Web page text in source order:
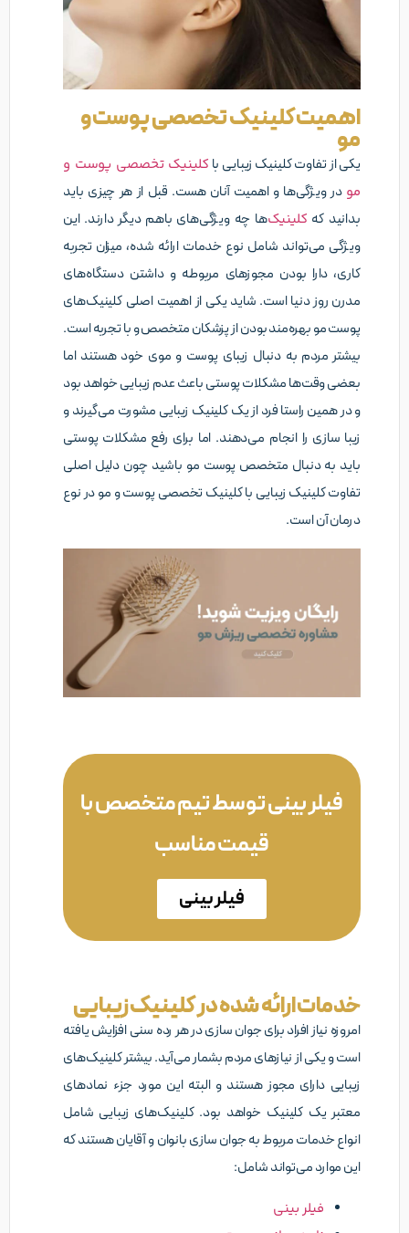
اهمیت کلینیک تخصصی پوست و
مو
یکی از تفاوت کلینیک زیبایی با کلینیک تخصصی پوست و
مو در ویژگی‌ها و اهمیت آنان هست. قبل از هر چیزی باید
بدانید که کلینیک‌ها چه ویژگی‌های باهم دیگر دارند. این
ویژگی می‌تواند شامل نوع خدمات ارائه شده، میزان تجربه
کاری، دارا بودن مجوزهای مربوطه و داشتن دستگاه‌های
مدرن روز دنیا است. شاید یکی از اهمیت اصلی کلینیک‌های
پوست مو بهره‌مند بودن از پزشکان متخصص و با تجربه است.
بیشتر مردم به دنبال زیبای پوست و موی خود هستند اما
بعضی وقت‌ها مشکلات پوستی باعث عدم زیبایی خواهد بود
و در همین راستا فرد از یک کلینیک زیبایی مشورت می‌گیرند و
زیبا سازی را انجام می‌دهند. اما برای رفع مشکلات پوستی
باید به دنبال متخصص پوست مو باشید چون دلیل اصلی
تفاوت کلینیک زیبایی با کلینیک تخصصی پوست و مو در نوع
درمان آن است.
فیلر بینی توسط تیم متخصص با
قیمت مناسب
فیلر بینی
خدمات ارائه شده در کلینیک زیبایی
امروزه نیاز افراد برای جوان سازی در هر رده سنی افزایش یافته
است و یکی از نیازهای مردم بشمار می‌آید. بیشتر کلینیک‌های
زیبایی دارای مجوز هستند و البته این مورد جزء نمادهای
معتبر یک کلینیک خواهد بود. کلینیک‌های زیبایی شامل
انواع خدمات مربوط به جوان سازی بانوان و آقایان هستند که
این موارد می‌تواند شامل:
فیلر بینی